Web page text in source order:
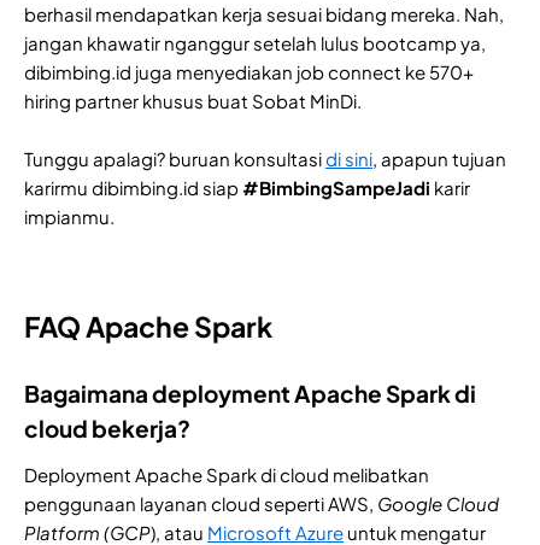
berhasil mendapatkan kerja sesuai bidang mereka. Nah,
jangan khawatir nganggur setelah lulus bootcamp ya,
dibimbing.id juga menyediakan job connect ke 570+
hiring partner khusus buat Sobat MinDi.
Tunggu apalagi? buruan konsultasidi sini , apapun tujuan
karirmu dibimbing.id siap #BimbingSampeJadi karir
impianmu.
FAQ Apache Spark
Bagaimana deployment Apache Spark di
cloud bekerja?
Deployment Apache Spark di cloud melibatkan
penggunaan layanan cloud seperti AWS, Google Cloud
Platform (GCP), atau Microsoft Azure untuk mengatur